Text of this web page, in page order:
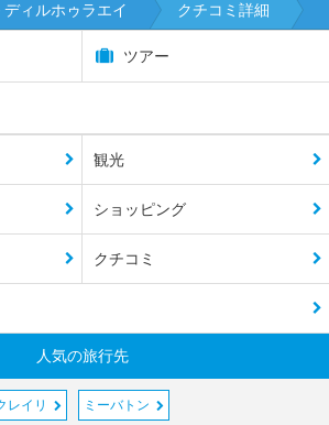
ディルホゥラエイ クチコミ詳細
ツアー
観光
ショッピング
クチコミ
人気の旅行先
レイリ ミーバトン